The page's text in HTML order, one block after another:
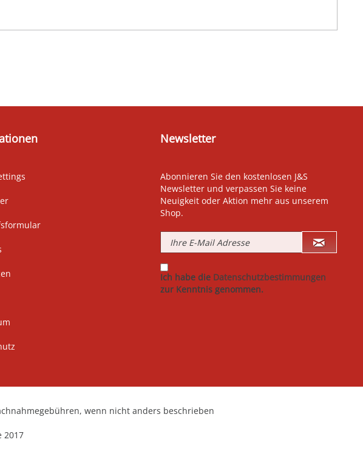
Newsletter
Abonnieren Sie den kostenlosen J&S
Newsletter und verpassen Sie keine
Neuigkeit oder Aktion mehr aus unserem
Shop.
Ich habe die Datenschutzbestimmungen
zur Kenntnis genommen.
wenn nicht anders beschrieben
2017